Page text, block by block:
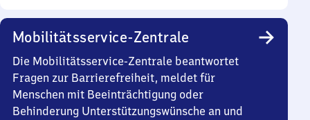
Mobilitätsservice-Zentrale
Die Mobilitätsservice-Zentrale beantwortet
Fragen zur Barrierefreiheit, meldet für
Menschen mit Beeinträchtigung oder
Behinderung Unterstützungswünsche an und